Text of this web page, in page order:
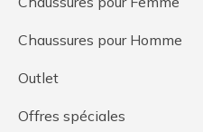
Chaussures pour Homme
Outlet
Offres spéciales